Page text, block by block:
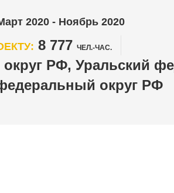
2020 - Ноябрь 2020
8 777 ЧЕЛ.-ЧАС.
РФ, Уральский
округ РФ